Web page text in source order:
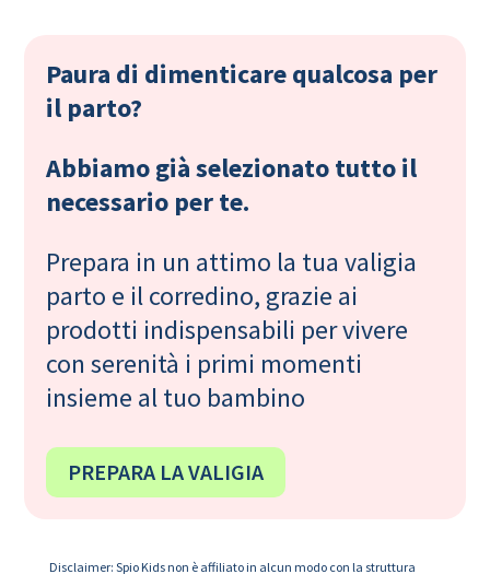
Paura di dimenticare qualcosa per
il parto?
Abbiamo già selezionato tutto il
necessario per te.
Prepara in un attimo la tua valigia
parto e il corredino, grazie ai
prodotti indispensabili per vivere
con serenità i primi momenti
insieme al tuo bambino
PREPARA LA VALIGIA
Disclaimer: Spio Kids non è affiliato in alcun modo con la struttura